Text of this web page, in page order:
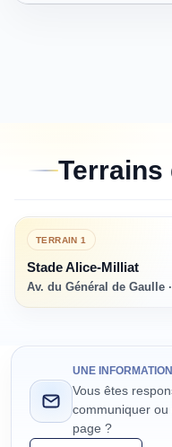
Terrains
TERRAIN1
Stade Alice-Milliat
Av. du Général de Gaulle
UNE
Vous êtes
communiquer
page ?